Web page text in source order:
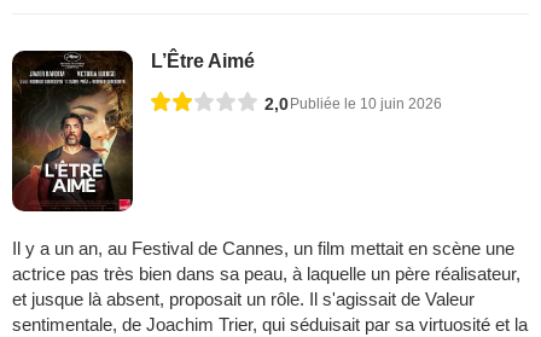
L’Être Aimé
2,0Publiée le 10 juin 2026
Il y a un an, au Festival de Cannes, un film mettait en scène une
actrice pas très bien dans sa peau, à laquelle un père réalisateur,
et jusque là absent, proposait un rôle. Il s'agissait de Valeur
sentimentale, de Joachim Trier, qui séduisait par sa virtuosité et la